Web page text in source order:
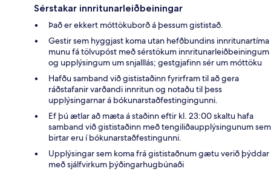
Sérstakar innritunarleiðbeiningar
Það er ekkert móttökuborð á þessum gististað.
Gestir sem hyggjast koma utan hefðbundins innritunartíma
munu fá tölvupóst með sérstökum innritunarleiðbeiningum
og upplýsingum um snjalllás; gestgjafinn sér um móttöku
Hafðu samband við gististaðinn fyrirfram til að gera
ráðstafanir varðandi innritun og notaðu til þess
upplýsingarnar á bókunarstaðfestingingunni.
Ef þú ætlar að mæta á staðinn eftir kl. 23:00 skaltu hafa
samband við gististaðinn með tengiliðaupplýsingunum sem
birtar eru í bókunarstaðfestingunni.
Upplýsingar sem koma frá gististaðnum gætu verið þýddar
með sjálfvirkum þýðingarhugbúnaði